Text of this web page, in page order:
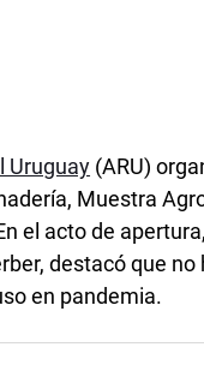
Uruguay (ARU)
Muestra
el acto de
destacó que
en pandemia.